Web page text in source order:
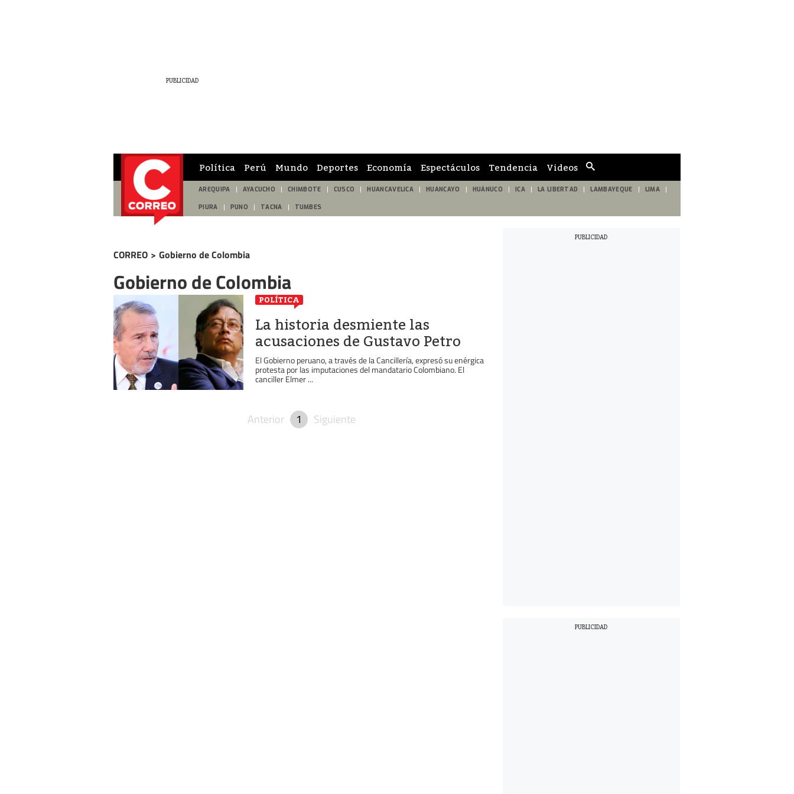
de
búsqueda
Política Perú Mundo Deportes Economía Espectáculos Tendencia Videos
AREQUIPA AYACUCHO CHIMBOTE CUSCO HUANCAVELICA HUANCAYO HUÁNUCO ICA LA LIBERTAD LAMBAYEQUE LIMA
PIURA PUNO TACNA TUMBES
CORREO > Gobierno de Colombia
Gobierno de Colombia
POLÍTICA
La historia desmiente las
acusaciones de Gustavo Petro
El Gobierno peruano, a través de la Cancillería, expresó su enérgica
protesta por las imputaciones del mandatario Colombiano. El
canciller Elmer ...
Anterior 1 Siguiente